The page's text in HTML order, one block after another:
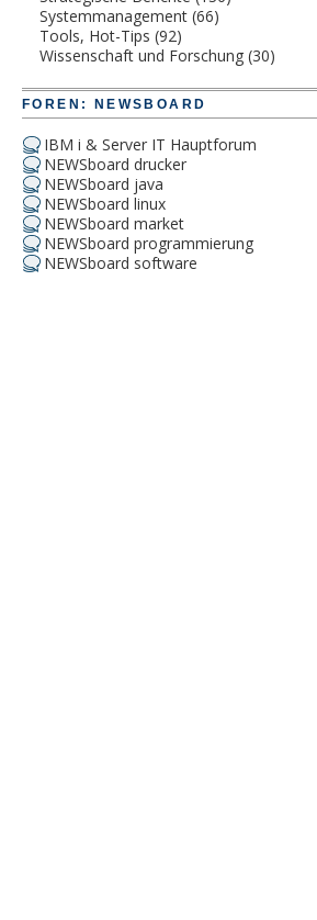
Systemmanagement (66)
Tools, Hot-Tips (92)
Wissenschaft und Forschung (30)
FOREN: NEWSBOARD
IBM i & Server IT Hauptforum
NEWSboard drucker
NEWSboard java
NEWSboard linux
NEWSboard market
NEWSboard programmierung
NEWSboard software